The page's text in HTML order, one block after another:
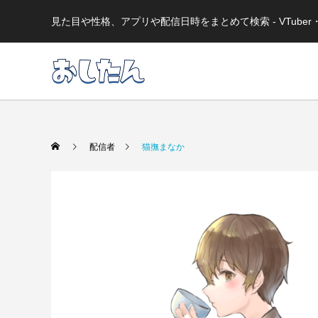
見た目や性格、アプリや配信日時をまとめて検索 -
配信者 猫撫まなか